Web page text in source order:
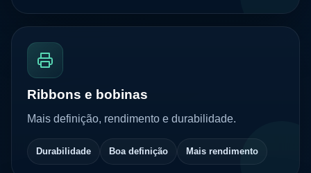
Ribbons e bobinas
Mais definição, rendimento e durabilidade.
Durabilidade Boa definição Mais rendimento